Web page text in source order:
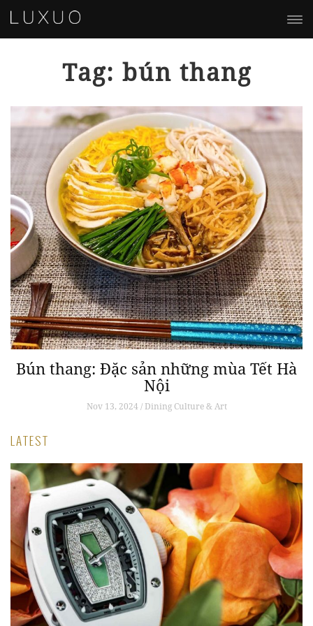
Tag: bún thang
Bún thang: Đặc sản những mùa Tết Hà
Nội
Nov 13, 2024 / Dining Culture & Art
LATEST